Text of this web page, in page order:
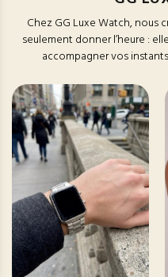
Chez GG Luxe Watch, nous
seulement donner l’heure :
accompagner vos